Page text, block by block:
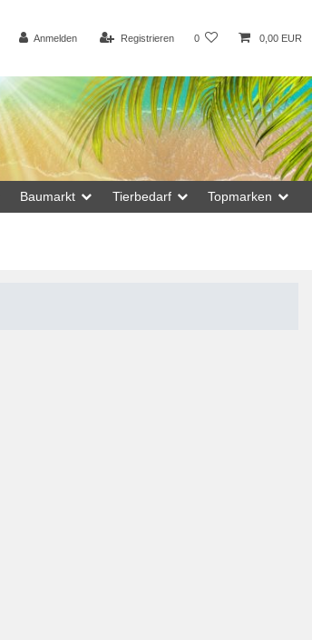
Anmelden Registrieren 0 0,00 EUR
Baumarkt Tierbedarf Topmarken